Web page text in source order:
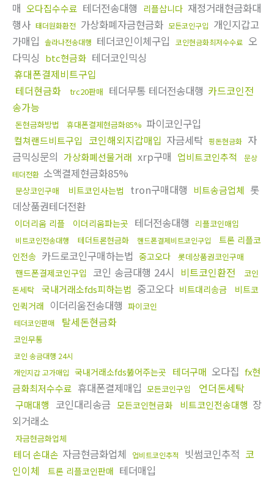
매 오다집수수료 테더전송대행 리플삽니다 재정거래현금화대
행사 태더원화환전 가상화폐자금현금화 모든코인구입 개인지갑고
가매입 솔라나전송대행 테더코인이체구입 코인현금화최저수수료 오
다믹싱 btc현금화 테더코인믹싱
휴대폰결제비트구입
테더현금화
trc20판매 테더무통 테더전송대행 카드코인전
송가능
돈현금화방법 휴대폰결제현금화85% 파이코인구입
컬쳐랜드비트구입 코인해외지갑매입 자금세탁 핑돈현금화 자
금믹싱문의 가상화폐선물거래 xrp구매 업비트코인추적
문상
테더전환 소액결제현금화85%
문상코인구매 비트코인사는법 tron구매대행 비트송금업체 롯
데상품권테더전환
이더리움 리플 이더리움파는곳 테더전송대행 리플코인매입
비트코인전송대행 테더트론현금화 핸드폰결제비트코인구입
트론 리플코
인전송 카드로코인구매하는법 중고오다 롯데상품권코인구매
핸드폰결제코인구입 코인 송금대행 24시 비트코인환전
코인
돈세탁
국내거래소fds피하는법 중고오다 비트대리송금
비트코
인퀵거래 이더리움전송대행 파이코인
테더코인판매 탈세돈현금화
코인무통
코인 송금대행 24시
개인지갑 고가매입 국내거래소fds뚫어주는곳 테더구매 오다집 fx현
금화최저수수료 휴대폰결제매입 모든코인구입 언더돈세탁
구매대행 코인대리송금 모든코인현금화 비트코인전송대행 장
외거래소
자금현금화업체
테더 손대손 자금현금화업체 업비트코인추적 빗썸코인추적 코
인이체
트론 리플코인판매 테더매입